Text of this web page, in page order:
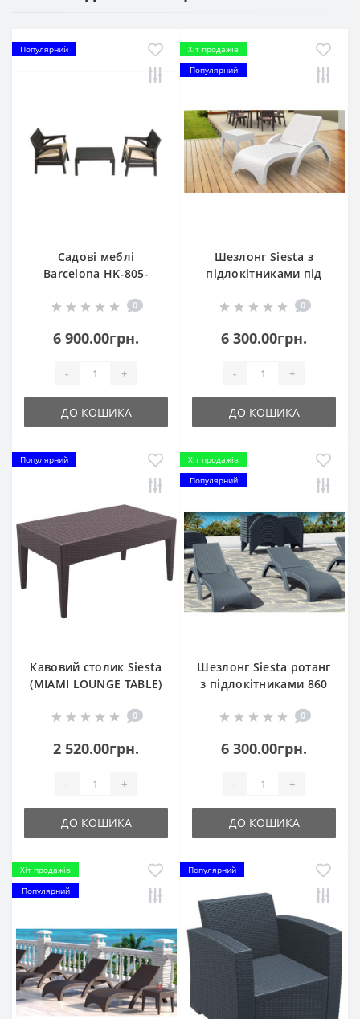
Популярний
Садові меблі
Barcelona HK-805-
0
6 900.00грн.
- +
ДО КОШИКА
Хіт продажів
Популярний
Шезлонг Siesta з
підлокітниками під
0
6 300.00грн.
- +
ДО КОШИКА
Популярний
Кавовий столик Siesta
(MIAMI LOUNGE TABLE)
0
2 520.00грн.
- +
ДО КОШИКА
Хіт продажів
Популярний
Шезлонг Siesta ротанг
з підлокітниками 860
0
6 300.00грн.
- +
ДО КОШИКА
Хіт продажів
Популярний
Популярний